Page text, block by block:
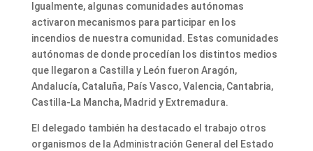
Igualmente, algunas comunidades autónomas
activaron mecanismos para participar en los
incendios de nuestra comunidad. Estas comunidades
autónomas de donde procedían los distintos medios
que llegaron a Castilla y León fueron Aragón,
Andalucía, Cataluña, País Vasco, Valencia, Cantabria,
Castilla-La Mancha, Madrid y Extremadura.
El delegado también ha destacado el trabajo otros
organismos de la Administración General del Estado